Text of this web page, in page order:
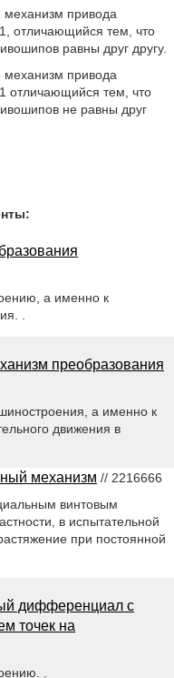
привода
отличающийся тем, что
равны друг другу.
привода
отличающийся тем, что
не равны друг
а именно к
.
преобразования
а именно к
движения в
механизм // 2216666
винтовым
в испытательной
при постоянной
дифференциал с
точек на
.